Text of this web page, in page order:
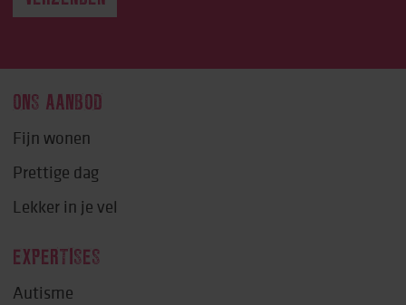
ONS AANBOD
Fijn wonen
Prettige dag
Lekker in je vel
EXPERTISES
Autisme